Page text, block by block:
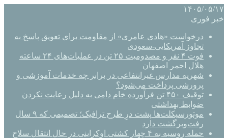
۱۴۰۵/۰۵/۱۷
خبر فوری
درخواست «هادی عامری» از مقاومت برای تعویق پاسخ به
تجاوز آمریکایی-سعودی
فوت ۴ نفر و مصدومیت ۲۵ تن در عملیات‌های ۲۴ ساعته
هلال احمر اصفهان
شهریه مدارس غیرانتفاعی در برابر چه خدمات آموزشی و
پرورشی پرداخت می‌شود؟
توقیف ۴۵۰ تن فرآورده خام دامی به دلیل رعایت نکردن
ضوابط بهداشتی
موتورسیکلت‌ها پشت درِ طرح ترافیک؛ تصمیمی که ۹ سال
رفت‌وبرگشت دارد
حمله روسیه به ۴ چهار کشتی اوکراینی در حال انتقال سلاح